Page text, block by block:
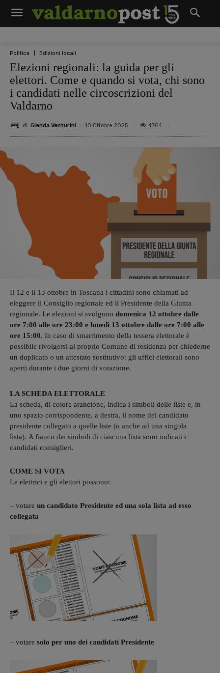
Politica Edizioni locali
Elezioni regionali: la guida per gli
elettori. Come e quando si vota, chi sono
i candidati nelle circoscrizioni del
Valdarno
di Glenda Venturini 10 Ottobre 2025 4704
Il 12 e il 13 ottobre in Toscana i cittadini sono chiamati ad
eleggere il Consiglio regionale ed il Presidente della Giunta
regionale. Le elezioni si svolgono domenica 12 ottobre dalle
ore 7:00 alle ore 23:00 e lunedì 13 ottobre dalle ore 7:00 alle
ore 15:00. In caso di smarrimento della tessera elettorale è
possibile rivolgersi al proprio Comune di residenza per chiederne
un duplicato o un attestato sostitutivo: gli uffici elettorali sono
aperti durante i due giorni di votazione.
LA SCHEDA ELETTORALE
La scheda, di colore arancione, indica i simboli delle liste e, in
uno spazio corrispondente, a destra, il nome del candidato
presidente collegato a quelle liste (o anche ad una singola
lista). A fianco dei simboli di ciascuna lista sono indicati i
candidati consiglieri.
COME SI VOTA
Le elettrici e gli elettori possono:
– votare un candidato Presidente ed una sola lista ad esso
collegata
– votare solo per uno dei candidati Presidente